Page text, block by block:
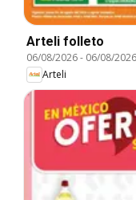
Arteli folleto
06/08/2026- 06/08/2026
Arteli